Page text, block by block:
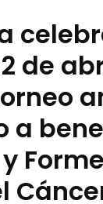
de
a